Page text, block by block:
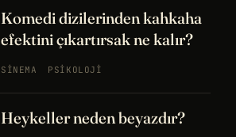
Komedi dizilerinden kahkaha
efektini çıkartırsak ne kalır?
SINEMA PSIKOLOJI
Heykeller neden beyazdır?